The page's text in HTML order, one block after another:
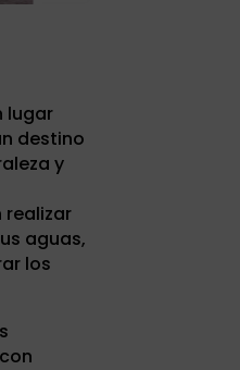
lugar
destino
y
realizar
aguas,
los